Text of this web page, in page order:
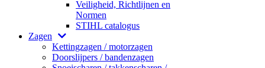
Veiligheid, Richtlijnen en
Normen
STIHL catalogus
Zagen
Kettingzagen / motorzagen
Doorslijpers / bandenzagen